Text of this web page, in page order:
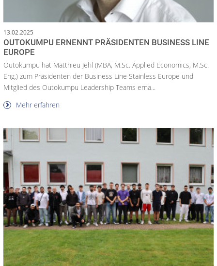
13.02.2025
OUTOKUMPU ERNENNT PRÄSIDENTEN BUSINESS LINE
EUROPE
Outokumpu hat Matthieu Jehl (MBA, M.Sc. Applied Economics, M.Sc.
Eng.) zum Präsidenten der Business Line Stainless Europe und
Mitglied des Outokumpu Leadership Teams erna...
Mehr erfahren